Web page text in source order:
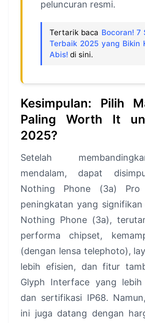
peluncuran resmi.
Tertarik baca Bocoran! 7
Terbaik 2025 yang Bikin
Abis! di sini.
Kesimpulan: Pilih
Paling Worth It
2025?
Setelah
mendalam, dapat
Nothing Phone (3a) Pro
peningkatan yang
Nothing Phone (3a),
performa chipset,
(dengan lensa telephoto),
lebih efisien, dan fitur
Glyph Interface yang lebih
dan sertifikasi IP68.
ini juga datang dengan